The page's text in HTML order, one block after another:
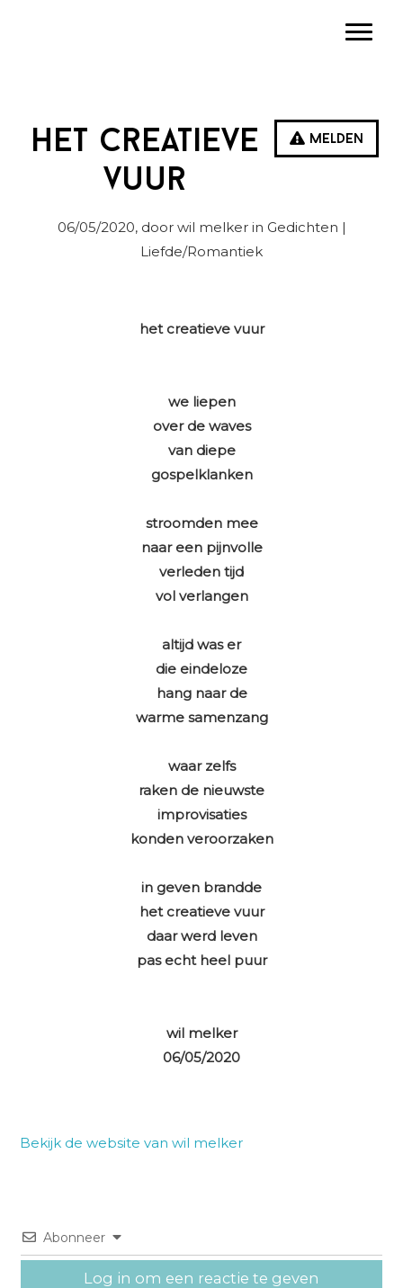
Melden
Het creatieve
vuur
06/05/2020, door wil melker in Gedichten |
Liefde/Romantiek
het creatieve vuur
we liepen
over de waves
van diepe
gospelklanken
stroomden mee
naar een pijnvolle
verleden tijd
vol verlangen
altijd was er
die eindeloze
hang naar de
warme samenzang
waar zelfs
raken de nieuwste
improvisaties
konden veroorzaken
in geven brandde
het creatieve vuur
daar werd leven
pas echt heel puur
wil melker
06/05/2020
Bekijk de website van wil melker
Abonneer
Log in om een reactie te geven